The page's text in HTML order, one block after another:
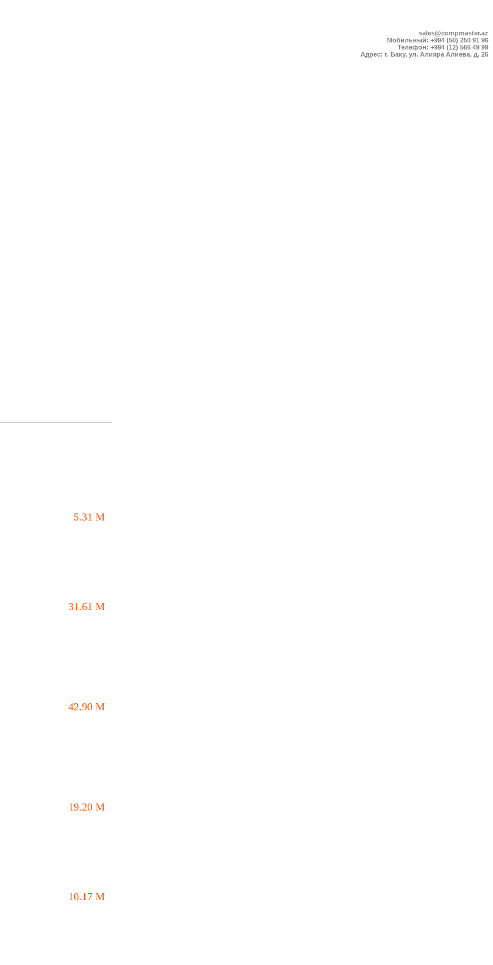
sales@compmaster.az
Мобильный: +994 (50) 250 91 96
Телефон: +994 (12) 566 49 99
Адрес: г. Баку, ул. Алияра Алиева, д. 26
5.31 M
31.61 M
42.90 M
19.20 M
10.17 M